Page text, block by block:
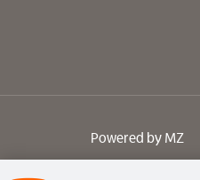
Powered byMZ